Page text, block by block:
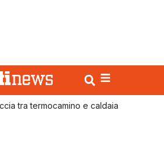
tra termocamino e caldaia